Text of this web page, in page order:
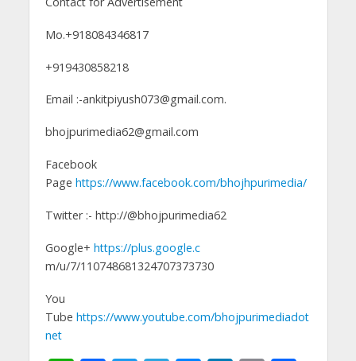
Mo.+918084346817
+919430858218
Email :-ankitpiyush073@gmail.com.
bhojpurimedia62@gmail.com
Facebook
Page https://www.facebook.com/bhojhpurimedia/
Twitter :- http://@bhojpurimedia62
Google+ https://plus.google.c
m/u/7/110748681324707373730
You
Tube https://www.youtube.com/bhojpurimediadot
net